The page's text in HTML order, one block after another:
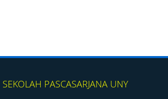
SEKOLAH PASCASARJANA UNY